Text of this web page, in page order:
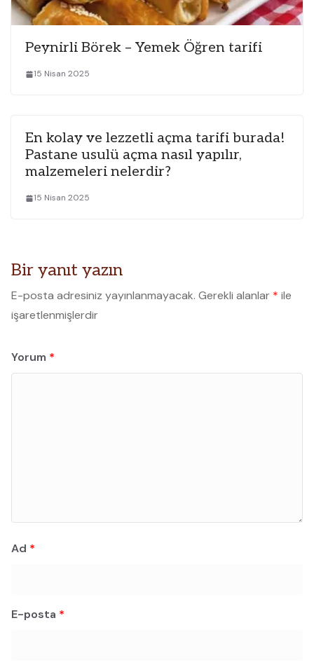
Peynirli Börek – Yemek Öğren tarifi
15 Nisan 2025
En kolay ve lezzetli açma tarifi burada!
Pastane usulü açma nasıl yapılır,
malzemeleri nelerdir?
15 Nisan 2025
Bir yanıt yazın
E-posta adresiniz yayınlanmayacak. Gerekli alanlar * ile
işaretlenmişlerdir
Yorum *
Ad *
E-posta *